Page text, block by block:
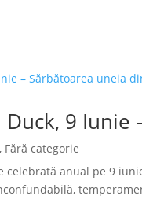
Duck, 9
, Fără categorie
celebrată anual pe 9